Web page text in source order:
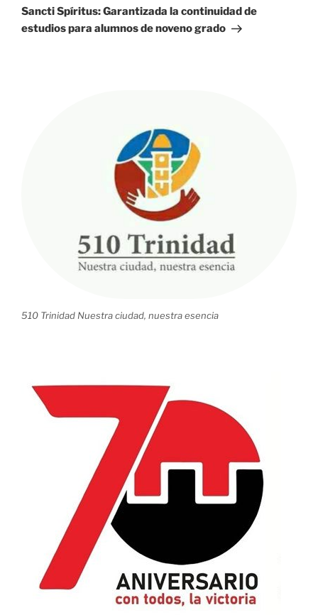
entrada
Sancti Spíritus: Garantizada la continuidad de
estudios para alumnos de noveno grado
510 Trinidad Nuestra ciudad, nuestra esencia